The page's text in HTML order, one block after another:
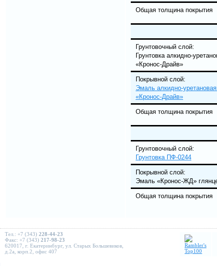
Общая толщина покрытия
Грунтовочный
Грунтовка алкидно-
«Кронос-Драйв»
Покрывной
Эмаль алкидно-
«Кронос-Драйв»
Общая толщина покрытия
Грунтовочный
Грунтовка ПФ-0244
Покрывной
Эмаль «Кронос-ЖД»
Общая толщина покрытия
Тел.: +7 (343) 228-44-23
Факс: +7 (343) 217-98-23
620017, г. Екатеринбург, ул. Старых Большевиков,
д.2а, корп.2, офис 407